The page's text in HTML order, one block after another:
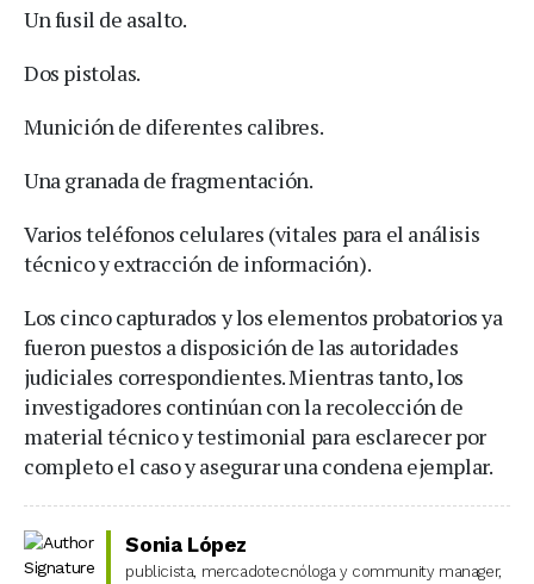
Un fusil de asalto.
Dos pistolas.
Munición de diferentes calibres.
Una granada de fragmentación.
Varios teléfonos celulares (vitales para el análisis
técnico y extracción de información).
Los cinco capturados y los elementos probatorios ya
fueron puestos a disposición de las autoridades
judiciales correspondientes. Mientras tanto, los
investigadores continúan con la recolección de
material técnico y testimonial para esclarecer por
completo el caso y asegurar una condena ejemplar.
Sonia López
publicista, mercadotecnóloga y community manager,